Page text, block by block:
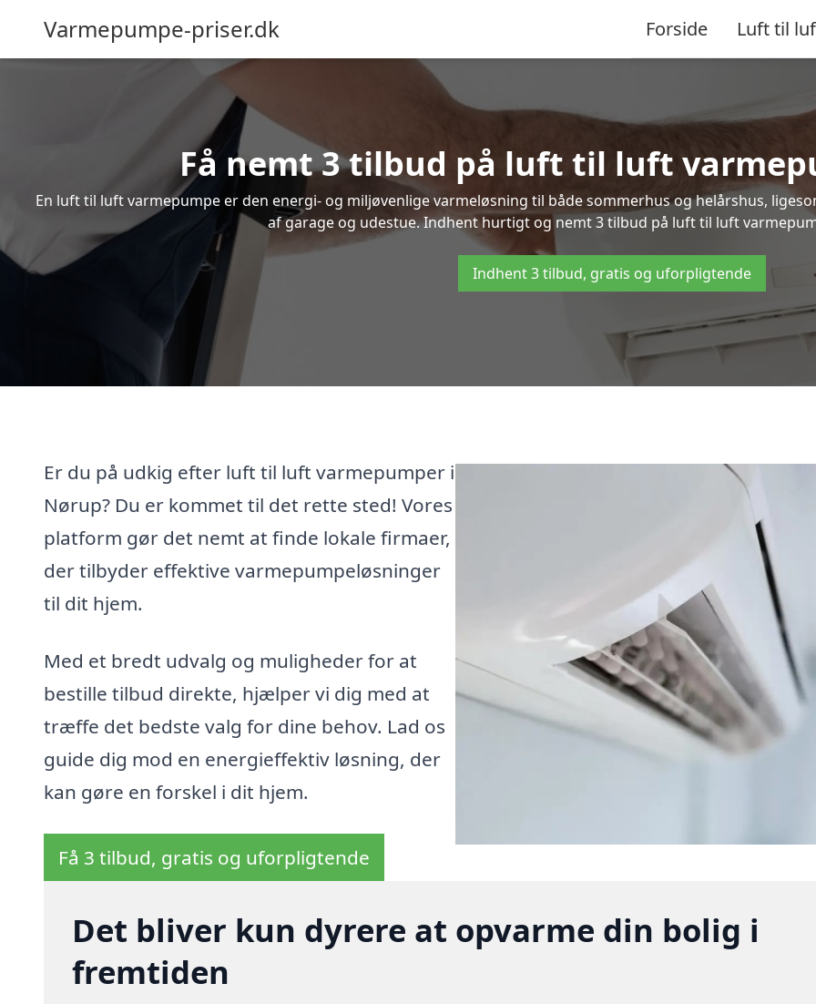
Varmepumpe-priser.dk Forside Luft til
Få nemt 3 tilbud på luft til luft
En luft til luft varmepumpe er den energi- og miljøvenlige varmeløsning til både sommerhus og helårshus,
af garage og udestue. Indhent hurtigt og nemt 3 tilbud på luft til luft
Indhent 3 tilbud, gratis og uforpligtende
Er du på udkig efter luft til luft varmepumper i
Nørup? Du er kommet til det rette sted! Vores
platform gør det nemt at finde lokale firmaer,
der tilbyder effektive varmepumpeløsninger
til dit hjem.
Med et bredt udvalg og muligheder for at
bestille tilbud direkte, hjælper vi dig med at
træffe det bedste valg for dine behov. Lad os
guide dig mod en energieffektiv løsning, der
kan gøre en forskel i dit hjem.
Få 3 tilbud, gratis og uforpligtende
Det bliver kun dyrere at opvarme din bolig i
fremtiden